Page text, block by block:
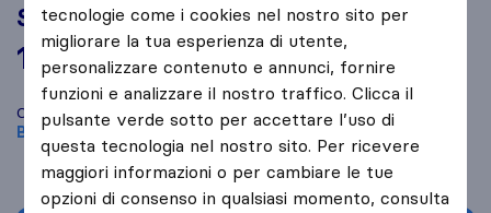
S.B. Multiservizi
10,0 basato su8
recensioni di Sirelo e Google
Confronta S.B. Multiservizi con altreaziende di traslochi
Bologna
tecnologie come i cookies nel nostro sito per
migliorare la tua esperienza di utente,
personalizzare contenuto e annunci, fornire
funzioni e analizzare il nostro traffico. Clicca il
pulsante verde sotto per accettare l’uso di
questa tecnologia nel nostro sito. Per ricevere
maggiori informazioni o per cambiare le tue
opzioni di consenso in qualsiasi momento, consulta